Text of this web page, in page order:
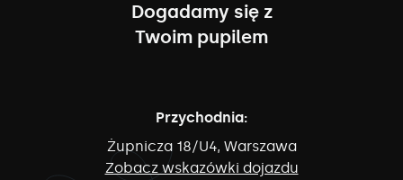
Dogadamy się z
Twoim pupilem
Przychodnia:
Żupnicza 18/U4, Warszawa
Zobacz wskazówki dojazdu